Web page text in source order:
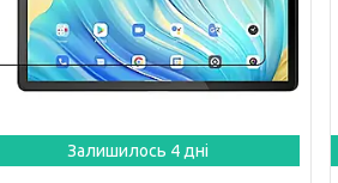
Залишилось 4 дні